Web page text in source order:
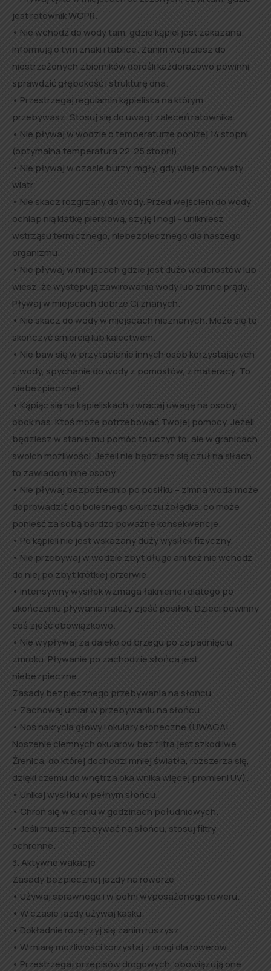
jest ratownik WOPR.
• Nie wchodź do wody tam, gdzie kąpiel jest zakazana.
Informują o tym znaki i tablice. Zanim wejdziesz do
niestrzeżonych zbiorników dorośli każdorazowo powinni
sprawdzić głębokość i strukturę dna.
• Przestrzegaj regulamin kąpieliska na którym
przebywasz. Stosuj się do uwag i zaleceń ratownika.
• Nie pływaj w wodzie o temperaturze poniżej 14 stopni
(optymalna temperatura 22-25 stopni).
• Nie pływaj w czasie burzy, mgły, gdy wieje porywisty
wiatr.
• Nie skacz rozgrzany do wody. Przed wejściem do wody
ochlap nią klatkę piersiową, szyję i nogi – unikniesz
wstrząsu termicznego, niebezpiecznego dla naszego
organizmu.
• Nie pływaj w miejscach gdzie jest dużo wodorostów lub
wiesz, że występują zawirowania wody lub zimne prądy.
Pływaj w miejscach dobrze Ci znanych.
• Nie skacz do wody w miejscach nieznanych. Może się to
skończyć śmiercią lub kalectwem.
• Nie baw się w przytapianie innych osób korzystających
z wody, spychanie do wody z pomostów, z materacy. To
niebezpieczne!
• Kąpiąc się na kąpieliskach zwracaj uwagę na osoby
obok nas. Ktoś może potrzebować Twojej pomocy. Jeżeli
będziesz w stanie mu pomóc to uczyń to, ale w granicach
swoich możliwości. Jeżeli nie będziesz się czuł na siłach
to zawiadom inne osoby.
• Nie pływaj bezpośrednio po posiłku – zimna woda może
doprowadzić do bolesnego skurczu żołądka, co może
ponieść za sobą bardzo poważne konsekwencje.
• Po kąpieli nie jest wskazany duży wysiłek fizyczny.
• Nie przebywaj w wodzie zbyt długo ani też nie wchodź
do niej po zbyt krótkiej przerwie.
• Intensywny wysiłek wzmaga łaknienie i dlatego po
ukończeniu pływania należy zjeść posiłek. Dzieci powinny
coś zjeść obowiązkowo.
• Nie wypływaj za daleko od brzegu po zapadnięciu
zmroku. Pływanie po zachodzie słońca jest
niebezpieczne.
Zasady bezpiecznego przebywania na słońcu
• Zachowaj umiar w przebywaniu na słońcu.
• Noś nakrycia głowy i okulary słoneczne (UWAGA!
Noszenie ciemnych okularów bez filtra jest szkodliwe.
Źrenica, do której dochodzi mniej światła, rozszerza się,
dzięki czemu do wnętrza oka wnika więcej promieni UV).
• Unikaj wysiłku w pełnym słońcu.
• Chroń się w cieniu w godzinach południowych.
• Jeśli musisz przebywać na słońcu, stosuj filtry
ochronne.
3. Aktywne wakacje
Zasady bezpiecznej jazdy na rowerze
• Używaj sprawnego i w pełni wyposażonego roweru.
• W czasie jazdy używaj kasku.
• Dokładnie rozejrzyj się zanim ruszysz.
• W miarę możliwości korzystaj z drogi dla rowerów.
• Przestrzegaj przepisów drogowych, obowiązują one